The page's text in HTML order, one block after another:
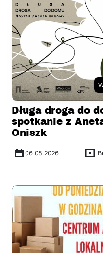
Długa droga do
spotkanie z
Oniszk
06.08.2026